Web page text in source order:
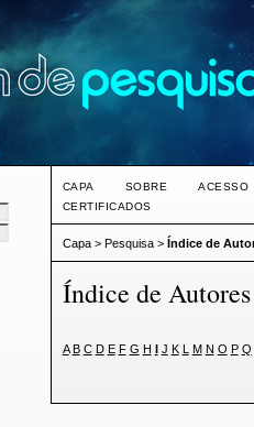
CAPA SOBRE
ACESSO
CERTIFICADOS
Capa> Pesquisa> Índice de
Índice de Autores
A B C D E F G H I J K L M N O P Q